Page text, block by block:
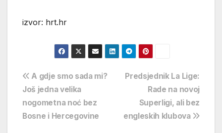
izvor: hrt.hr
Navigacija
objava
Predsjednik La Lige:
Rade na novoj
Superligi, ali bez
engleskih klubova
A gdje smo sada mi?
Još jedna velika
nogometna noć bez
Bosne i Hercegovine